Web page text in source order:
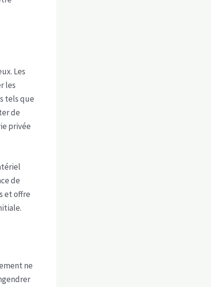
Les
les
tels que
de
privée
de
et offre
ne